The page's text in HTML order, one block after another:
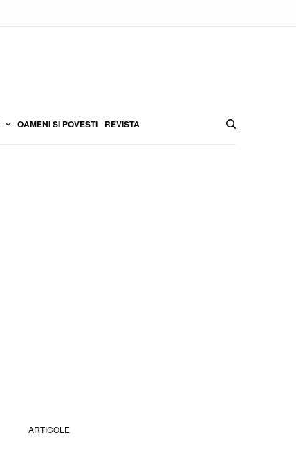
OAMENI SI POVESTI REVISTA
ARTICOLE